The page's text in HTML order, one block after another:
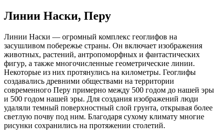
Линии Наски, Перу
Линии Наски — огромный комплекс геоглифов на
засушливом побережье страны. Он включает изображения
животных, растений, антропоморфных и фантастических
фигур, а также многочисленные геометрические линии.
Некоторые из них протянулись на километры. Геоглифы
создавались древними обществами на территории
современного Перу примерно между 500 годом до нашей эры
и 500 годом нашей эры. Для создания изображений люди
удаляли темный поверхностный слой грунта, открывая более
светлую почву под ним. Благодаря сухому климату многие
рисунки сохранились на протяжении столетий.